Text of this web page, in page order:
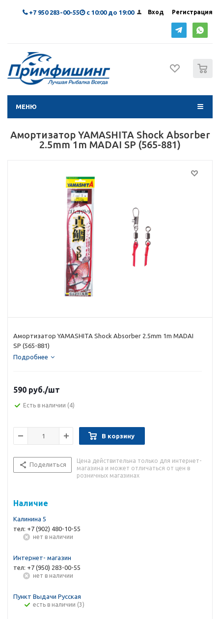
Вход Регистрация
+7 950 283-00-55 с 10:00 до 19:00
МЕНЮ
Амортизатор YAMASHITA Shock Absorber
2.5mm 1m MADAI SP (565-881)
Амортизатор YAMASHITA Shock Absorber 2.5mm 1m MADAI
SP (565-881)
Подробнее
590 руб./шт
Есть в наличии (4)
В корзину
Поделиться
Цена действительна только для интернет-
магазина и может отличаться от цен в
розничных магазинах
Наличие
Калинина 5
тел: +7 (902) 480-10-55
Нет в наличии
Интернет- магазин
тел: +7 (950) 283-00-55
Нет в наличии
Пункт Выдачи Русская
Есть в наличии (3)